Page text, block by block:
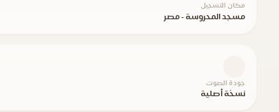
مكان التسجيل
مسجد المحروسة - مصر
جودة الصوت
نسخة أصلية